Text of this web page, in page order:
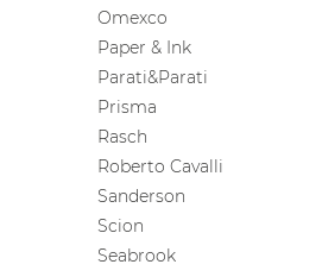
Omexco
Paper & Ink
Parati&Parati
Prisma
Rasch
Roberto Cavalli
Sanderson
Scion
Seabrook